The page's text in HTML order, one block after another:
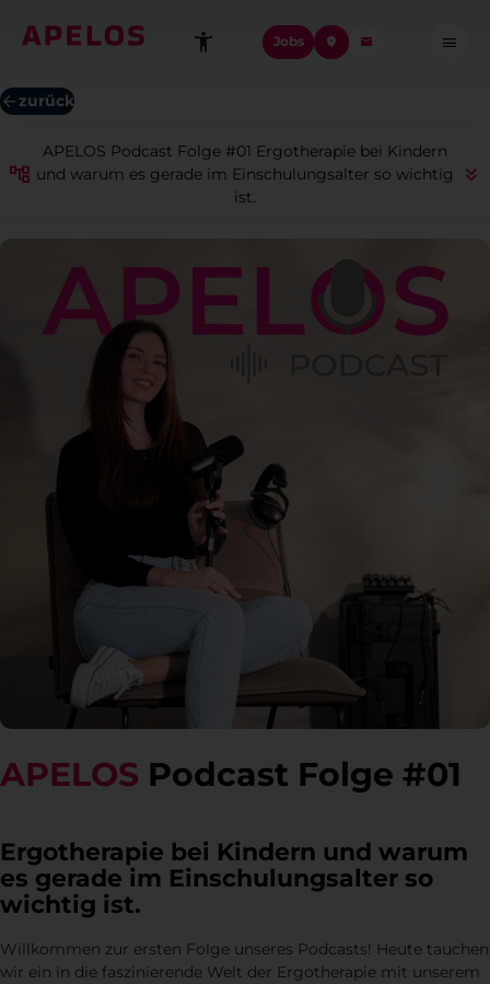
Jobs
zurück
APELOS Podcast Folge #01 Ergotherapie bei Kindern
und warum es gerade im Einschulungsalter so wichtig
ist.
APELOS Podcast Folge #01
Ergotherapie bei Kindern und warum
es gerade im Einschulungsalter so
wichtig ist.
Willkommen zur ersten Folge unseres Podcasts! Heute tauchen
wir ein in die faszinierende Welt der Ergotherapie mit unserem